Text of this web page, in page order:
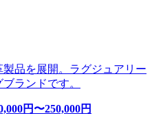
品を展開。ラグジュアリー
ランドです。
円〜250,000円